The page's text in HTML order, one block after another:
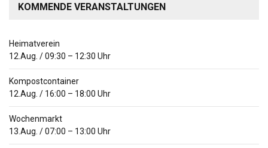
KOMMENDE VERANSTALTUNGEN
Heimatverein
12.Aug. /09:30 – 12:30 Uhr
Kompostcontainer
12.Aug. / 16:00 – 18:00 Uhr
Wochenmarkt
13.Aug. /07:00 – 13:00 Uhr